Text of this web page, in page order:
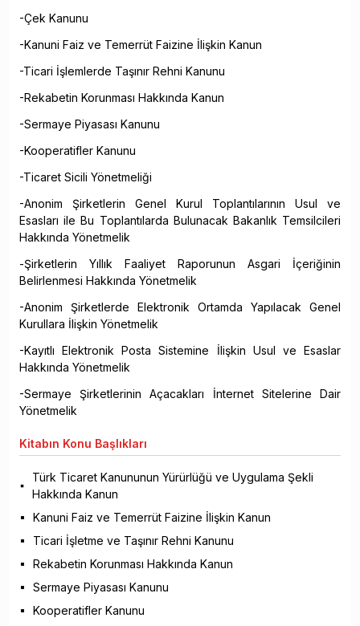
-Çek Kanunu
-Kanuni Faiz ve Temerrüt Faizine İlişkin Kanun
-Ticari İşlemlerde Taşınır Rehni Kanunu
-Rekabetin Korunması Hakkında Kanun
-Sermaye Piyasası Kanunu
-Kooperatifler Kanunu
-Ticaret Sicili Yönetmeliği
-Anonim Şirketlerin Genel Kurul Toplantılarının Usul ve
Esasları ile Bu Toplantılarda Bulunacak Bakanlık Temsilcileri
Hakkında Yönetmelik
-Şirketlerin Yıllık Faaliyet Raporunun Asgari İçeriğinin
Belirlenmesi Hakkında Yönetmelik
-Anonim Şirketlerde Elektronik Ortamda Yapılacak Genel
Kurullara İlişkin Yönetmelik
-Kayıtlı Elektronik Posta Sistemine İlişkin Usul ve Esaslar
Hakkında Yönetmelik
-Sermaye Şirketlerinin Açacakları İnternet Sitelerine Dair
Yönetmelik
Kitabın Konu Başlıkları
Türk Ticaret Kanununun Yürürlüğü ve Uygulama Şekli
Hakkında Kanun
Kanuni Faiz ve Temerrüt Faizine İlişkin Kanun
Ticari İşletme ve Taşınır Rehni Kanunu
Rekabetin Korunması Hakkında Kanun
Sermaye Piyasası Kanunu
Kooperatifler Kanunu